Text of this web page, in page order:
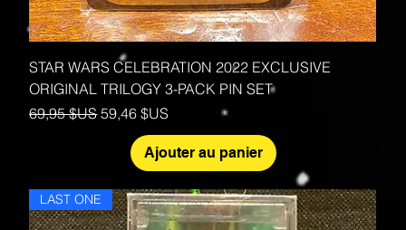
STAR WARS CELEBRATION 2022 EXCLUSIVE
ORIGINAL TRILOGY 3-PACK PIN SET
Prix original
69,95 $USPrix promotionnel
59,46 $US
Ajouter au panier
LAST ONE